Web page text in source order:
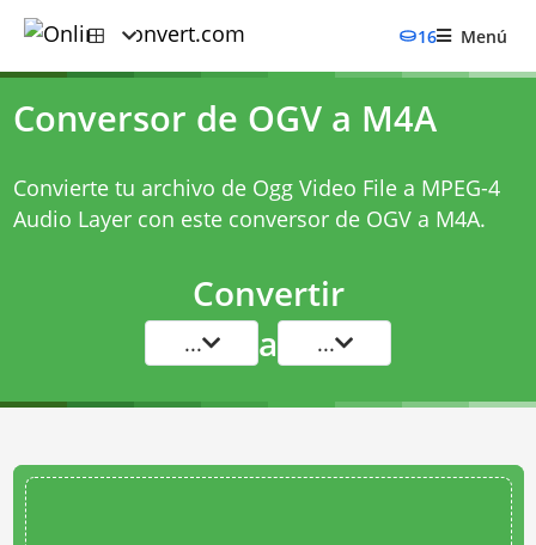
16 Menú
Conversor de OGV a M4A
Convierte tu archivo de Ogg Video File a MPEG-4
Audio Layer con este conversor de OGV a M4A.
Convertir
... a ...